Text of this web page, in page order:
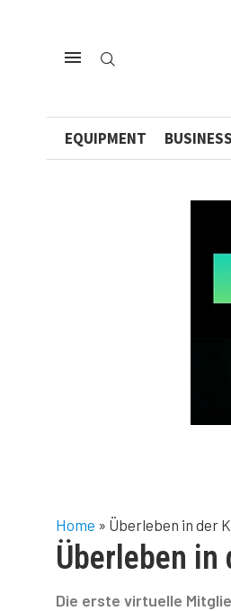
EQUIPMENT BUSINESS
Home » Überleben in der
Überleben in
Die erste virtuelle